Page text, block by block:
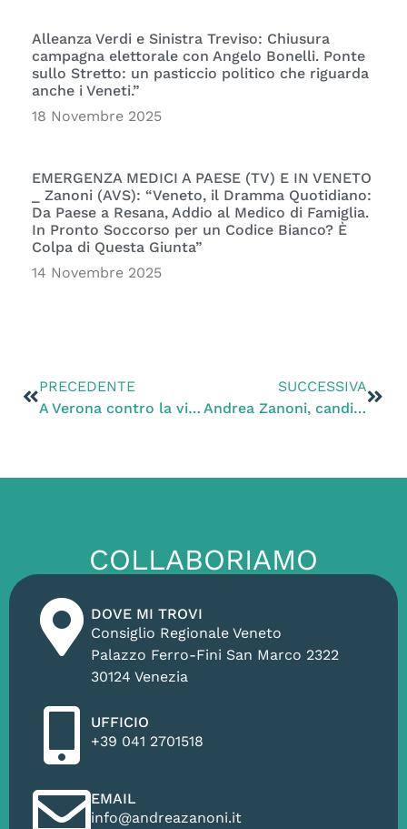
Alleanza Verdi e Sinistra Treviso: Chiusura
campagna elettorale con Angelo Bonelli. Ponte
sullo Stretto: un pasticcio politico che riguarda
anche i Veneti.”
18 Novembre 2025
EMERGENZA MEDICI A PAESE (TV) E IN VENETO
_ Zanoni (AVS): “Veneto, il Dramma Quotidiano:
Da Paese a Resana, Addio al Medico di Famiglia.
In Pronto Soccorso per un Codice Bianco? È
Colpa di Questa Giunta”
14 Novembre 2025
PRECEDENTE
A Verona contro la vivisezione
SUCCESSIVA
Andrea Zanoni, candidato alle europee, incontra i cittadini al mercato di Chioggia (VE)
COLLABORIAMO
DOVE MI TROVI
Consiglio Regionale Veneto
Palazzo Ferro-Fini San Marco 2322
30124 Venezia
UFFICIO
+39 041 2701518
EMAIL
info@andreazanoni.it